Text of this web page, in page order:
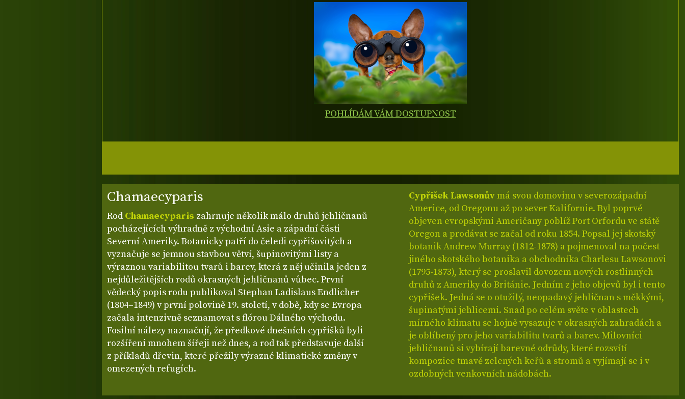
Chamaecyparis
RodChamaecyparis zahrnuje několik málo druhů jehličnanů
pocházejících výhradně z východní Asie a západní části
Severní Ameriky. Botanicky patří do čeledi cypřišovitých a
vyznačuje se jemnou stavbou větví, šupinovitými listy a
výraznou variabilitou tvarů i barev, která z něj učinila jeden z
nejdůležitějších rodů okrasných jehličnanů vůbec. První
vědecký popis rodu publikoval Stephan Ladislaus Endlicher
(1804–1849) v první polovině 19. století, v době, kdy se Evropa
začala intenzivně seznamovat s flórou Dálného východu.
Fosilní nálezy naznačují, že předkové dnešních cypřišků byli
rozšířeni mnohem šířeji než dnes, a rod tak představuje další
z příkladů dřevin, které přežily výrazné klimatické změny v
omezených refugích.
Cypřišek Lawsonůvmá svou domovinu v severozápadní
Americe, od Oregonu až po sever Kalifornie. Byl poprvé
objeven evropskými Američany poblíž Port Orfordu ve státě
Oregon a prodávat se začal od roku 1854. Popsal jej skotský
botanik Andrew Murray (1812-1878) a pojmenoval na počest
jiného skotského botanika a obchodníka Charlesu Lawsonovi
(1795-1873), který se proslavil dovozem nových rostlinných
druhů z Ameriky do Británie. Jedním z jeho objevů byl i tento
cypřišek. Jedná se o otužilý, neopadavý jehličnan s měkkými,
šupinatými jehlicemi. Snad po celém světe v oblastech
mírného klimatu se hojně vysazuje v okrasných zahradách a
je oblíbený pro jeho variabilitu tvarů a barev. Milovníci
jehličnanů si vybírají barevné odrůdy, které rozsvítí
kompozice tmavě zelených keřů a stromů a vyjímají se i v
ozdobných venkovních nádobách.
POHLÍDÁM VÁM DOSTUPNOST